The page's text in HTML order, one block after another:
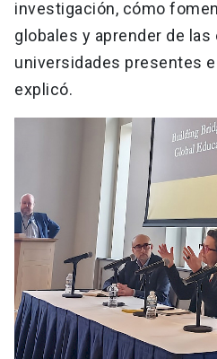
investigación, cómo
globales y aprender de
universidades presentes
explicó.